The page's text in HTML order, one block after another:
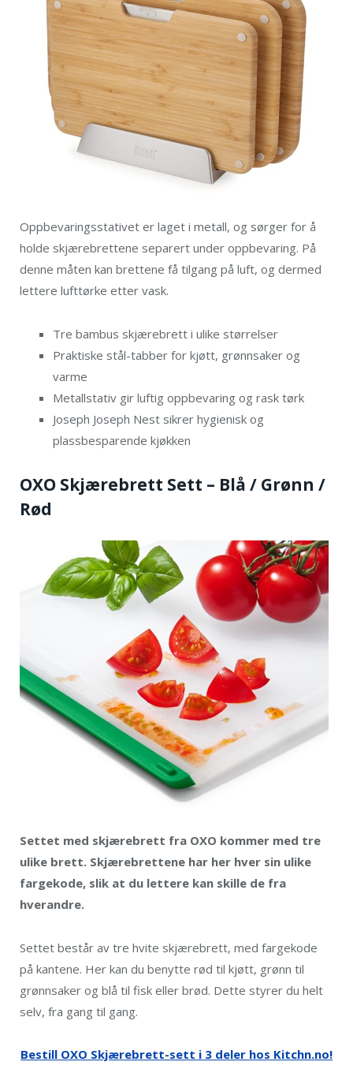
Oppbevaringsstativet er laget i metall, og sørger for å
holde skjærebrettene separert under oppbevaring. På
denne måten kan brettene få tilgang på luft, og dermed
lettere lufttørke etter vask.
Tre bambus skjærebrett i ulike størrelser
Praktiske stål-tabber for kjøtt, grønnsaker og
varme
Metallstativ gir luftig oppbevaring og rask tørk
Joseph Joseph Nest sikrer hygienisk og
plassbesparende kjøkken
OXO Skjærebrett Sett – Blå / Grønn /
Rød
Settet med skjærebrett fra OXO kommer med tre
ulike brett. Skjærebrettene har her hver sin ulike
fargekode, slik at du lettere kan skille de fra
hverandre.
Settet består av tre hvite skjærebrett, med fargekode
på kantene. Her kan du benytte rød til kjøtt, grønn til
grønnsaker og blå til fisk eller brød. Dette styrer du helt
selv, fra gang til gang.
Bestill OXO Skjærebrett-sett i 3 deler hos Kitchn.no!